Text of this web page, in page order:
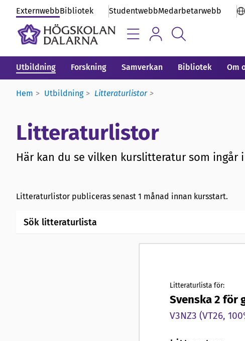
ExternwebbBibliotek StudentwebbMedarbetarwebb
Utbildning Forskning Samverkan Bibliotek Om
Hem Utbildning Litteraturlistor
Litteraturlistor
Här kan du se vilken kurslitteratur som ingår
Litteraturlistor publiceras senast 1 månad innan kursstart.
Sök litteraturlista
Litteraturlista för:
Svenska 2 för
V3NZ3 (VT26,